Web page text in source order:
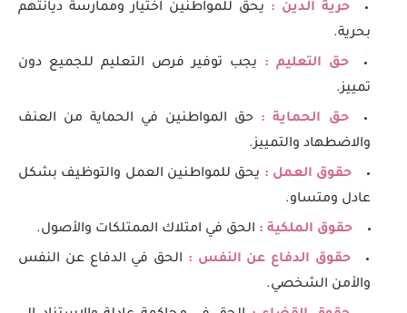
حرية الدين : يحق للمواطنين اختيار وممارسة ديانتهم
بحرية.
حق التعليم : يجب توفير فرص التعليم للجميع دون
تمييز.
حق الحماية : حق المواطنين في الحماية من العنف
والاضطهاد والتمييز.
حقوق العمل : يحق للمواطنين العمل والتوظيف بشكل
عادل ومتساو.
حقوق الملكية : الحق في امتلاك الممتلكات والأصول.
حقوق الدفاع عن النفس : الحق في الدفاع عن النفس
والأمن الشخصي.